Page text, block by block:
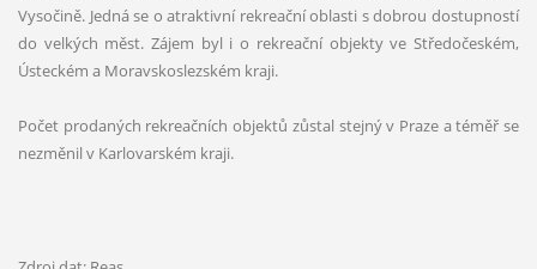
Vysočině. Jedná se o atraktivní rekreační oblasti s dobrou dostupností
do velkých měst. Zájem byl i o rekreační objekty ve Středočeském,
Ústeckém a Moravskoslezském kraji.
Počet prodaných rekreačních objektů zůstal stejný v Praze a téměř se
nezměnil v Karlovarském kraji.